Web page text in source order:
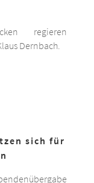
regieren
Dernbach.
sich für